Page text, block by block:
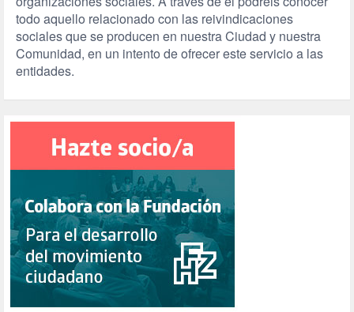
todo aquello relacionado con las reivindicaciones
sociales que se producen en nuestra Ciudad y nuestra
Comunidad, en un intento de ofrecer este servicio a las
entidades.